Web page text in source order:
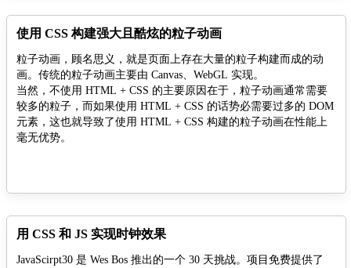
使用 CSS 构建强大且酷炫的粒子动画
粒子动画，顾名思义，就是页面上存在大量的粒子构建而成的动
画。传统的粒子动画主要由 Canvas、WebGL 实现。
当然，不使用 HTML + CSS 的主要原因在于，粒子动画通常需要
较多的粒子，而如果使用 HTML + CSS 的话势必需要过多的 DOM
元素，这也就导致了使用 HTML + CSS 构建的粒子动画在性能上
毫无优势。
用 CSS 和 JS 实现时钟效果
JavaScirpt30 是 Wes Bos 推出的一个 30 天挑战。项目免费提供了